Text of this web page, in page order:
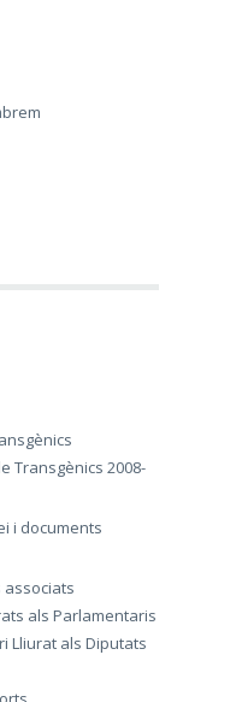
Transgènics 2008-
i documents
associats
als Parlamentaris
Lliurat als Diputats